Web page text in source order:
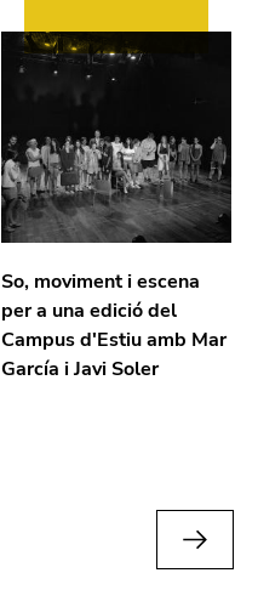
So, moviment i escena
per a una edició del
Campus d'Estiu amb Mar
García i Javi Soler